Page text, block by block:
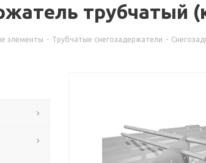
трубчатый
элементы - Трубчатые снегозадержатели -